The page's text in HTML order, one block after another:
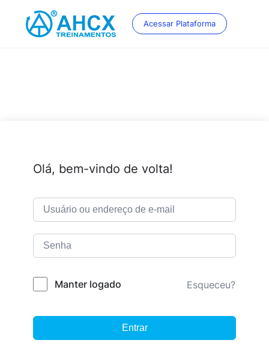
content
Acessar Plataforma
Olá, bem-vindo de volta!
Manter logado Esqueceu?
Entrar